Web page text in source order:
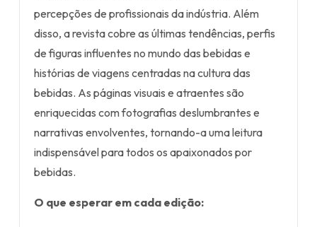
percepções de profissionais da indústria. Além
disso, a revista cobre as últimas tendências, perfis
de figuras influentes no mundo das bebidas e
histórias de viagens centradas na cultura das
bebidas. As páginas visuais e atraentes são
enriquecidas com fotografias deslumbrantes e
narrativas envolventes, tornando-a uma leitura
indispensável para todos os apaixonados por
bebidas.
O que esperar em cada edição: